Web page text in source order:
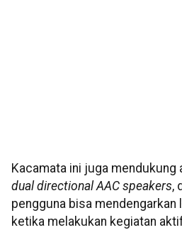
Kacamata ini juga mendukung
dual directional AAC speakers,
pengguna bisa mendengarkan
ketika melakukan kegiatan